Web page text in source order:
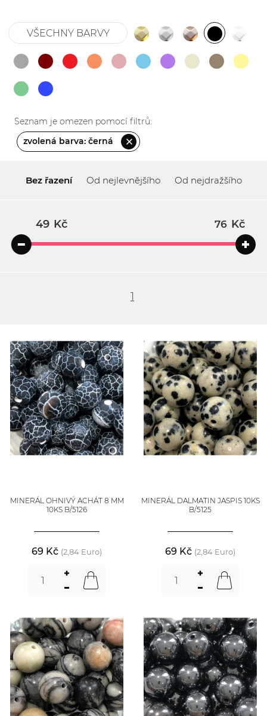
VŠECHNY BARVY
Seznam je omezen pomocí filtrů:
zvolená barva: černá
Bez řazení Od nejlevnějšího Od nejdražšího
Kč Kč
1
MINERÁL OHNIVÝ ACHÁT 8 MM
10KS B/5126
69 Kč (2,84 Euro)
MINERÁL DALMATIN JASPIS 10KS
B/5125
69 Kč (2,84 Euro)